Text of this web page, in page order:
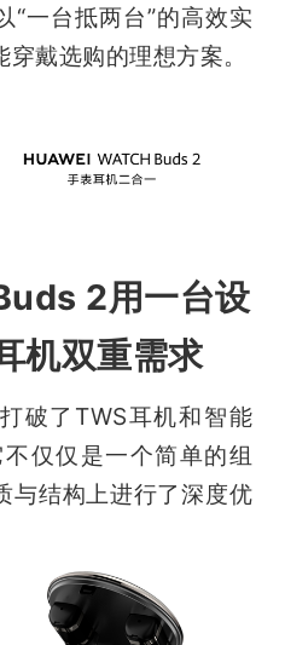
“一台抵两台”的高效实
戴选购的理想方案。
2用一台设
机双重需求
破了TWS耳机和智能
仅仅是一个简单的组
与结构上进行了深度优